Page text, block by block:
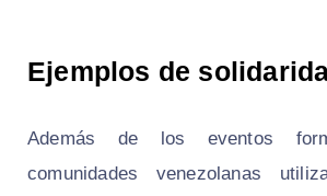
Ejemplos de
Además de los eventos
comunidades venezolanas